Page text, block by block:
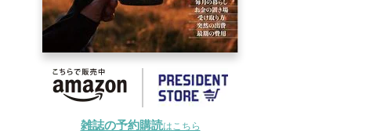
雑誌の予約購読はこちら